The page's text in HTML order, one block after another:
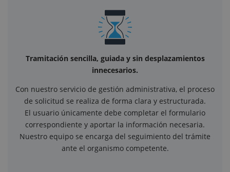
Tramitación sencilla, guiada y sin desplazamientos
innecesarios.
Con nuestro servicio de gestión administrativa, el proceso
de solicitud se realiza de forma clara y estructurada.
El usuario únicamente debe completar el formulario
correspondiente y aportar la información necesaria.
Nuestro equipo se encarga del seguimiento del trámite
ante el organismo competente.